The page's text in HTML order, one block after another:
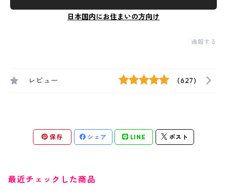
日本国内にお住まいの方向け
通報する
レビュー (627)
保存 シェア LINE ポスト
最近チェックした商品